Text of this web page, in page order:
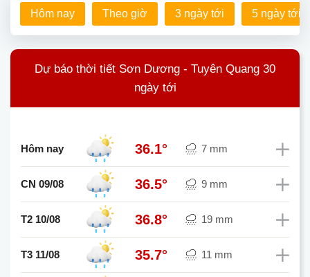
Hôm nay Theo giờ 3 ngày tới 5 ngày tới
Dự báo thời tiết Sơn Dương - Tuyên Quang 30
ngày tới
Hôm nay 36.1° 7 mm
CN 09/08 36.5° 9 mm
T2 10/08 36.8° 19 mm
T3 11/08 35.7° 11 mm